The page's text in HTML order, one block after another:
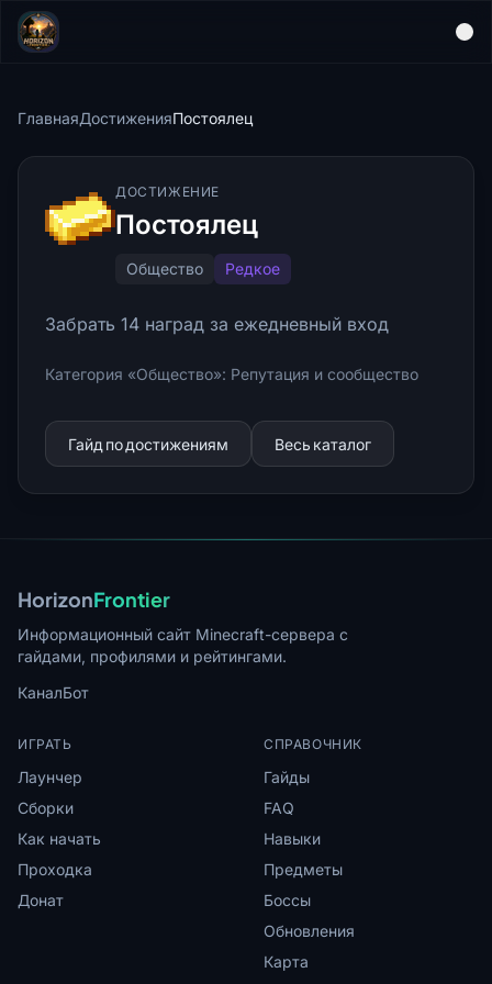
ГлавнаяДостиженияПостоялец
ДОСТИЖЕНИЕ
Постоялец
Общество Редкое
Забрать 14 наград за ежедневный вход
Категория «Общество»: Репутация и сообщество
Гайд по достижениям Весь каталог
HorizonFrontier
Информационный сайт Minecraft-сервера с
гайдами, профилями и рейтингами.
КаналБот
ИГРАТЬ
Лаунчер
Сборки
Как начать
Проходка
Донат
СПРАВОЧНИК
Гайды
FAQ
Навыки
Предметы
Боссы
Обновления
Карта